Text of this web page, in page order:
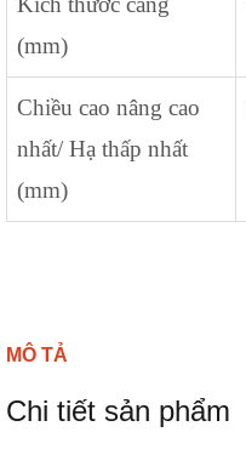
(mm)
Chiều cao nâng cao
nhất/ Hạ thấp nhất
(mm)
MÔ TẢ
Chi tiết sản phẩm